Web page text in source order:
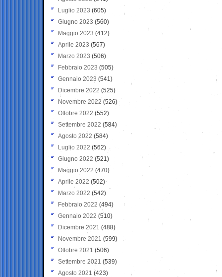
Luglio 2023 (605)
Giugno 2023 (560)
Maggio 2023 (412)
Aprile 2023 (567)
Marzo 2023 (506)
Febbraio 2023 (505)
Gennaio 2023 (541)
Dicembre 2022 (525)
Novembre 2022 (526)
Ottobre 2022 (552)
Settembre 2022 (584)
Agosto 2022 (584)
Luglio 2022 (562)
Giugno 2022 (521)
Maggio 2022 (470)
Aprile 2022 (502)
Marzo 2022 (542)
Febbraio 2022 (494)
Gennaio 2022 (510)
Dicembre 2021 (488)
Novembre 2021 (599)
Ottobre 2021 (506)
Settembre 2021 (539)
Agosto 2021 (423)